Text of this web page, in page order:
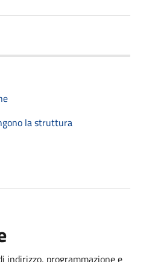
la struttura
indirizzo, programmazione e